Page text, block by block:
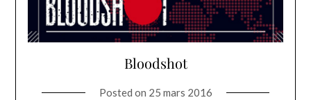
Bloodshot
Posted on 25 mars 2016